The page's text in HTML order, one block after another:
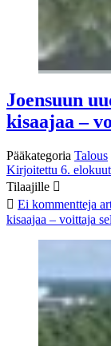
Joensuun
kisaajaa –
Pääkategoria Talous
Kirjoitettu 6.
Tilaajille
Ei kommentteja
kisaajaa – voittaja